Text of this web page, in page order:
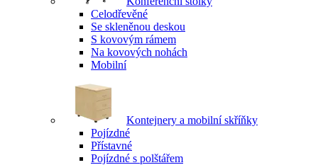
Celodřevěné
Se skleněnou deskou
S kovovým rámem
Na kovových nohách
Mobilní
Kontejnery a mobilní skříňky
Pojízdné
Přístavné
Pojízdné s polštářem